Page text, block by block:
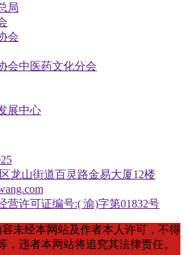
局
会
会中医药文化分会
展中心
龙山街道百灵路金易大厦12楼
营许可证编号:( 渝)字第01832号
未经本网站及作者本人许可，不得
，违者本网站将追究其法律责任。